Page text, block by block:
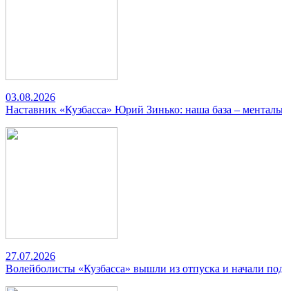
03.08.2026
Наставник «Кузбасса» Юрий Зинько: наша база –
27.07.2026
Волейболисты «Кузбасса» вышли из отпуска и начали